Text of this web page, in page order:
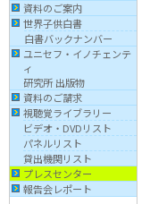
資料のご案内
世界子供白書
白書バックナンバー
ユニセフ・イノチェンテ
ィ
研究所 出版物
資料のご請求
視聴覚ライブラリー
ビデオ・DVDリスト
パネルリスト
貸出機関リスト
プレスセンター
報告会レポート